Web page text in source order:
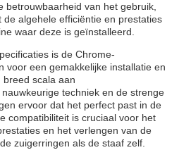
betrouwbaarheid van het gebruik,
de algehele efficiëntie en prestaties
waar deze is geïnstalleerd.
is de Chrome-
voor een gemakkelijke installatie en
scala aan
techniek en de strenge
ervoor dat het perfect past in de
compatibiliteit is cruciaal voor het
en het verlengen van de
zuigerringen als de staaf zelf.